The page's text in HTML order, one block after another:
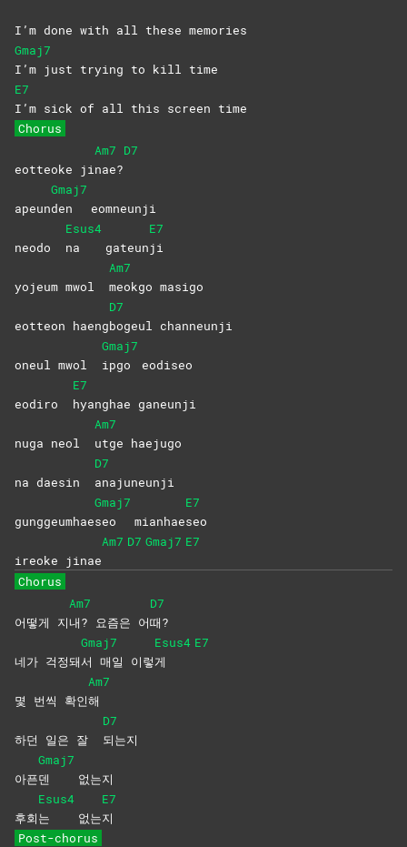
I’m done with all these memories
Gmaj7
I’m just trying to kill time
E7
I’m sick of all this screen time
Chorus
eotteoke ji
Am7
nae?
D7
apeun
Gmaj7
den
eomneunji
neodo
Esus4
na
gateun
E7
ji
yojeum mwol
Am7
meokgo masigo
eotteon haeng
D7
bogeul channeunji
oneul mwol
Gmaj7
ipgo
eodiseo
eodiro
E7
hyanghae ganeunji
nuga neol
Am7
utge haejugo
na daesin
D7
anajuneunji
gunggeumhae
Gmaj7
seo
mianhae
E7
seo
ireoke jinae
Am7 D7 Gmaj7 E7
Chorus
어떻게 지
Am7
내? 요즘은 어
D7
때?
네가 걱정돼
Gmaj7
서 매일 이렇
Esus4
게
E7
몇 번씩 확인
Am7
해
하던 일은 잘
D7
되는지
아픈
Gmaj7
덴
없는지
후회
Esus4
는
없는
E7
지
Post-chorus